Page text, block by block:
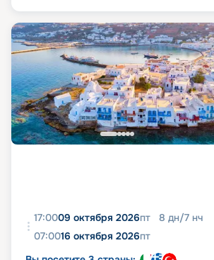
17:0009 октября 2026пт 8 дн/7 нч
07:0016 октября 2026пт